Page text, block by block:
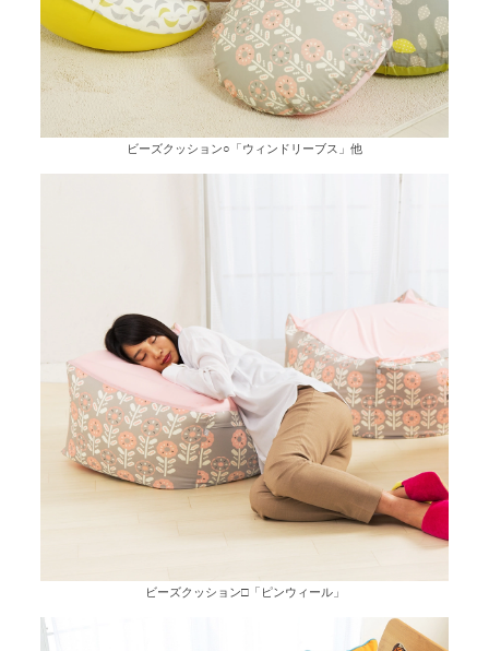
ビーズクッション○「ウィンドリーブス」他
ビーズクッション□「ピンウィール」